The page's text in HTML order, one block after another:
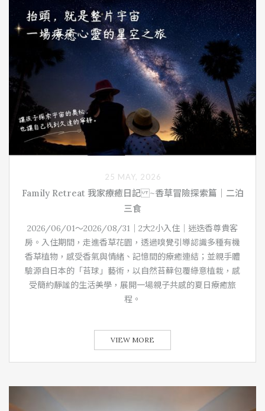
Family Retreat 我家療癒日記 ~香草冒險探索篇｜二泊
三食
2026/06/01～2026/08/31｜2大2小入住｜迷迭香尊貴客
房。入住期間，走進香草花園，透過嗅覺引導認識多種有機
香草植物，感受香氣與情緒、記憶間的療癒連結；並親手體
驗源自日本的「苔球」藝術，以自然苔蘚包覆綠意植栽，感
受簡約靜謐的生活美學，展開一場親子共感的夏日療癒旅
程。
25 MAY, 2026
VIEW MORE